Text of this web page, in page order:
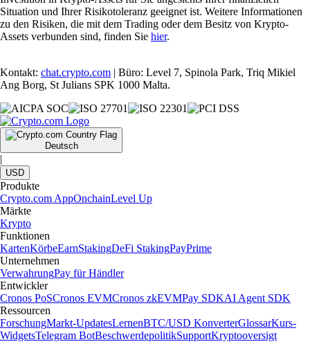
Situation und Ihrer Risikotoleranz geeignet ist. Weitere Informationen
zu den Risiken, die mit dem Trading oder dem Besitz von Krypto-
Assets verbunden sind, finden Sie hier.
Kontakt: chat.crypto.com | Büro: Level 7, Spinola Park, Triq Mikiel
Ang Borg, St Julians SPK 1000 Malta.
Deutsch
|
USD
Produkte
Crypto.com AppOnchainLevel Up
Märkte
Krypto
Funktionen
KartenKörbeEarnStakingDeFi StakingPayPrime
Unternehmen
VerwahrungPay für Händler
Entwickler
Cronos PoSCronos EVMCronos zkEVMPay SDKAI Agent SDK
Ressourcen
ForschungMarkt-UpdatesLernenBTC/USD KonverterGlossarKurs-
WidgetsTelegram BotBeschwerdepolitikSupportKryptooversigt